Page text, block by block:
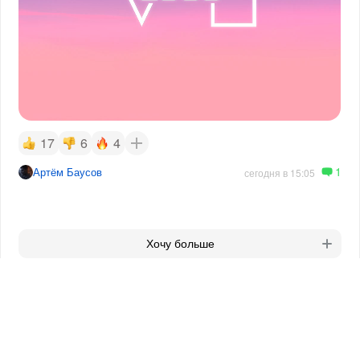
17 6 4
Артём Баусов сегодня в 15:05 1
Хочу больше